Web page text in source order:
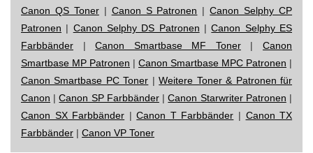
Canon QS Toner| Canon S Patronen |Canon Selphy CP
Patronen | Canon Selphy DS Patronen |Canon Selphy ES
Farbbänder |Canon Smartbase MF Toner|Canon
Smartbase MP Patronen | Canon Smartbase MPC Patronen |
Canon Smartbase PC Toner |Weitere Toner & Patronen für
Canon |Canon SP Farbbänder|Canon Starwriter Patronen |
Canon SX Farbbänder |Canon T Farbbänder | Canon TX
Farbbänder | Canon VP Toner